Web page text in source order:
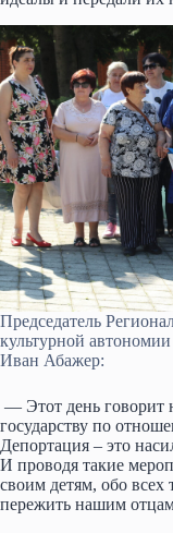
Председатель
культурной
Иван Абажер:
— Этот день говорит
государству по
Депортация – это
И проводя такие
своим детям, обо всех
пережить нашим